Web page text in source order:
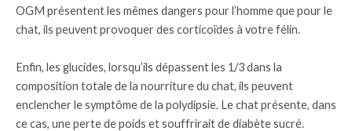
OGM présentent les mêmes dangers pour l’homme que pour le
chat, ils peuvent provoquer des corticoïdes à votre félin.
Enfin, les glucides, lorsqu’ils dépassent les 1/3 dans la
composition totale de la nourriture du chat, ils peuvent
enclencher le symptôme de la polydipsie. Le chat présente, dans
ce cas, une perte de poids et souffrirait de diabète sucré.